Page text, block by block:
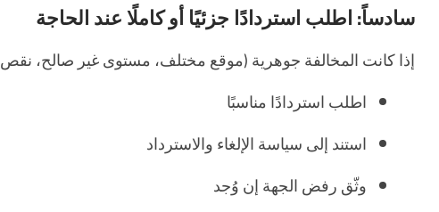
سادساً: اطلب استردادًا جزئيًا أو كاملًا عند الحاجة
إذا كانت المخالفة جوهرية (موقع مختلف، مستوى غير صالح،
اطلب استردادًا مناسبًا
استند إلى سياسة الإلغاء والاسترداد
وثّق رفض الجهة إن وُجد